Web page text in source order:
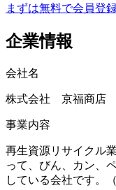
まずは無料で会員登
企業情報
会社名
株式会社 京福商店
事業内容
再生資源リサイクル
って、びん、カン、
している会社です。